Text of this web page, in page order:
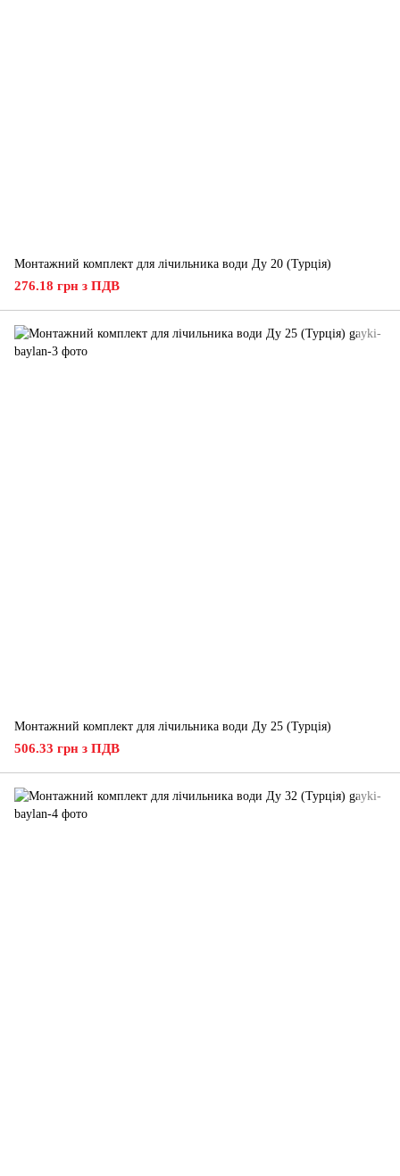
Монтажний комплект для лічильника води Ду 20 (Турція)
276.18 грн з ПДВ
Монтажний комплект для лічильника води Ду 25 (Турція)
506.33 грн з ПДВ